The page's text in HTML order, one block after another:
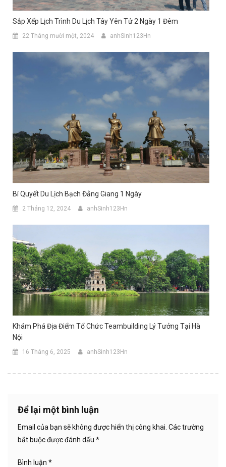
Sắp Xếp Lịch Trình Du Lịch Tây Yên Tử 2 Ngày 1 Đêm
22 Tháng mười một, 2024 anhSinh123Hn
Bí Quyết Du Lịch Bạch Đằng Giang 1 Ngày
2 Tháng 12, 2024 anhSinh123Hn
Khám Phá Địa Điểm Tổ Chức Teambuilding Lý Tưởng Tại Hà
Nội
16 Tháng 6, 2025 anhSinh123Hn
Để lại một bình luận
Email của bạn sẽ không được hiển thị công khai. Các trường
bắt buộc được đánh dấu *
Bình luận *